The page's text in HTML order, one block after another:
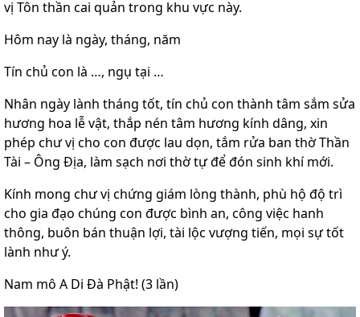
vị Tôn thần cai quản trong khu vực này.
Hôm nay là ngày, tháng, năm
Tín chủ con là …, ngụ tại …
Nhân ngày lành tháng tốt, tín chủ con thành tâm sắm sửa
hương hoa lễ vật, thắp nén tâm hương kính dâng, xin
phép chư vị cho con được lau dọn, tắm rửa ban thờ Thần
Tài – Ông Địa, làm sạch nơi thờ tự để đón sinh khí mới.
Kính mong chư vị chứng giám lòng thành, phù hộ độ trì
cho gia đạo chúng con được bình an, công việc hanh
thông, buôn bán thuận lợi, tài lộc vượng tiến, mọi sự tốt
lành như ý.
Nam mô A Di Đà Phật! (3 lần)